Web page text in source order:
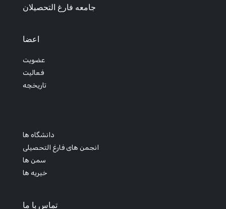
جامعه فارغ التحصیلان
اعضا
عضویت
فعالیت
تاریخچه
دانشگاه ها
انجمن های فارغ التحصیلی
سمن ها
خیریه ها
تماس با ما